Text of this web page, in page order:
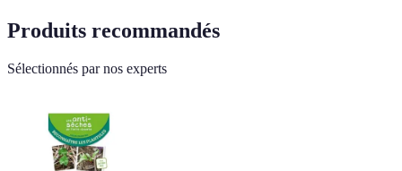
Produits recommandés
Sélectionnés par nos experts